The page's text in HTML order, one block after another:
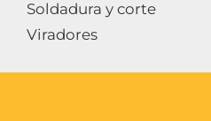
Soldadura y corte
Viradores